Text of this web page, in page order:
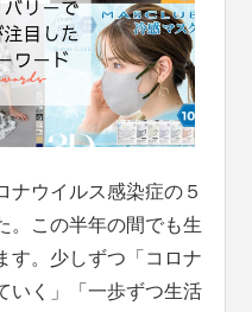
ナウイルス感染症の５
。この半年の間でも生
す。少しずつ「コロナ
いく」「一歩ずつ生活